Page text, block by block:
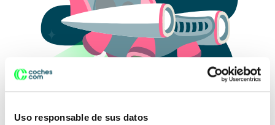
Uso responsable de sus datos